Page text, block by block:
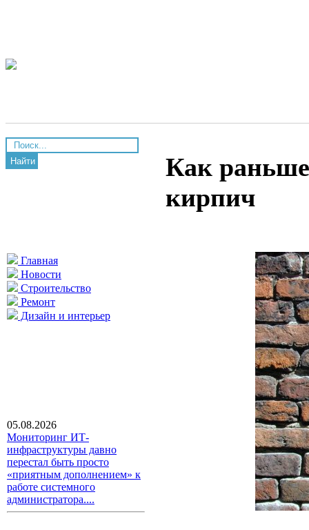
Найти
Главная
Новости
Строительство
Ремонт
Дизайн и интерьер
05.08.2026
Мониторинг ИТ-
инфраструктуры давно
перестал быть просто
«приятным дополнением» к
работе системного
администратора....
Как
кирпич